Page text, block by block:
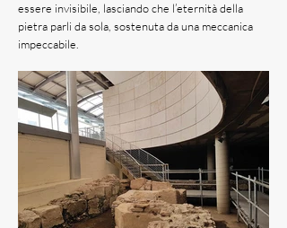
essere invisibile, lasciando che l’eternità della
pietra parli da sola, sostenuta da una meccanica
impeccabile.